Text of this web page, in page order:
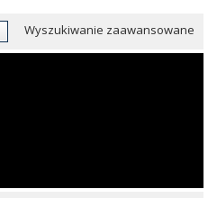
Wyszukiwanie zaawansowane